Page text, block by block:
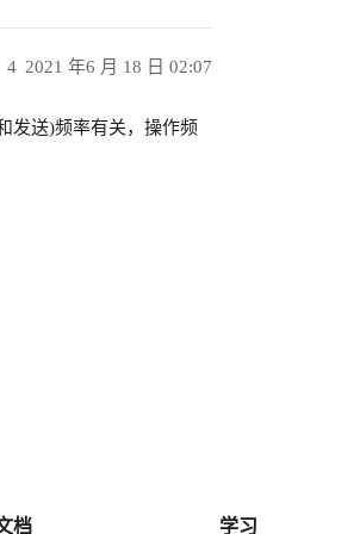
2021 年6 月 18 日 02:07
4
发送)频率有关，操作频
档 学习